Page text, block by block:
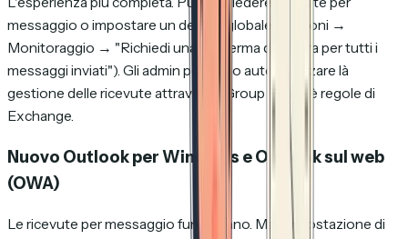
messaggio o impostare un default globale (Opzioni →
Monitoraggio → "Richiedi una conferma di lettura per tutti i
messaggi inviati"). Gli admin possono automatizzare là
gestione delle ricevute attraverso Group Policy è regole di
Exchange.
Nuovo Outlook per Windows e Outlook sul web
(OWA)
Le ricevute per messaggio funzionano. Ma l'impostazione di